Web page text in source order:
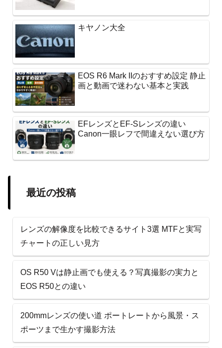
キヤノン大全
EOS R6 Mark IIのおすすめ設定 静止
画と動画で迷わない基本と実践
EFレンズとEF-Sレンズの違い
Canon一眼レフで間違えない選び方
最近の投稿
レンズの解像度を比較できるサイト3選 MTFと実写
チャートの正しい見方
OS R50 Vは静止画でも使える？写真撮影の実力と
EOS R50との違い
200mmレンズの使い道 ポートレートから風景・ス
ポーツまで生かす撮影方法